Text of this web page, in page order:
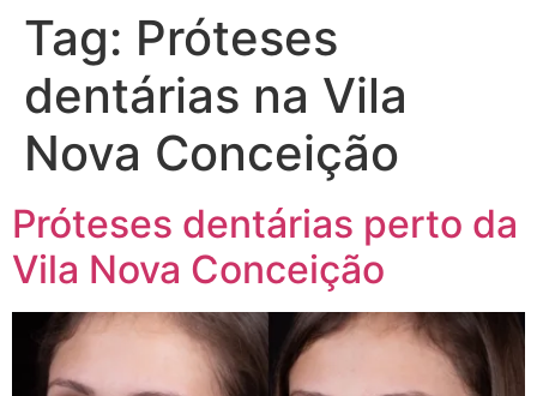
Tag: Próteses
dentárias na Vila
Nova Conceição
Próteses dentárias perto da
Vila Nova Conceição